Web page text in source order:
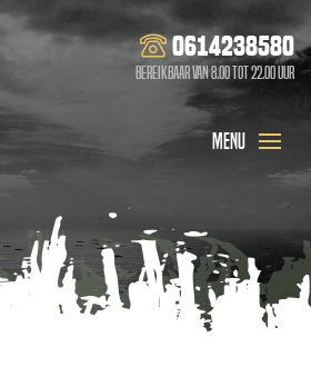
0614238580
Bereikbaar van 8.00 tot 22.00 uur